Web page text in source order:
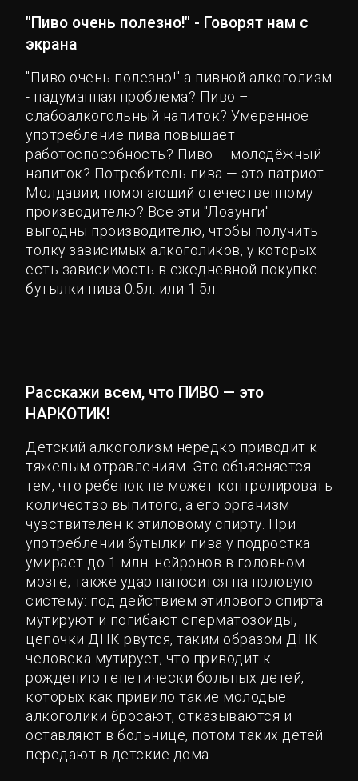
"Пиво очень полезно!" - Говорят нам с
экрана
"Пиво очень полезно!" а пивной алкоголизм
- надуманная проблема? Пиво –
слабоалкогольный напиток? Умеренное
употребление пива повышает
работоспособность? Пиво – молодёжный
напиток? Потребитель пива — это патриот
Молдавии, помогающий отечественному
производителю? Все эти "Лозунги"
выгодны производителю, чтобы получить
толку зависимых алкоголиков, у которых
есть зависимость в ежедневной покупке
бутылки пива 0.5л. или 1.5л.
Расскажи всем, что ПИВО — это
НАРКОТИК!
Детский алкоголизм нередко приводит к
тяжелым отравлениям. Это объясняется
тем, что ребенок не может контролировать
количество выпитого, а его организм
чувствителен к этиловому спирту. При
употреблении бутылки пива у подростка
умирает до 1 млн. нейронов в головном
мозге, также удар наносится на половую
систему: под действием этилового спирта
мутируют и погибают сперматозоиды,
цепочки ДНК рвутся, таким образом ДНК
человека мутирует, что приводит к
рождению генетически больных детей,
которых как привило такие молодые
алкоголики бросают, отказываются и
оставляют в больнице, потом таких детей
передают в детские дома.